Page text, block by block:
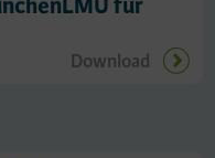
für
Download